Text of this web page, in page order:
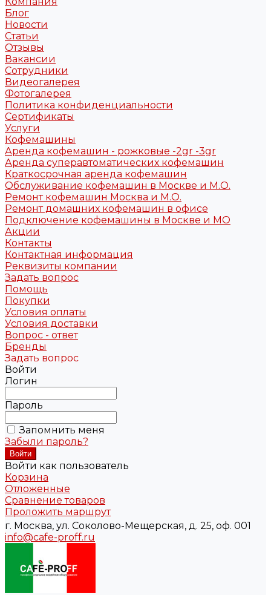
Блог
Новости
Статьи
Отзывы
Вакансии
Сотрудники
Видеогалерея
Фотогалерея
Политика конфиденциальности
Сертификаты
Услуги
Кофемашины
Аренда кофемашин - рожковые -2gr -3gr
Аренда суперавтоматических кофемашин
Краткосрочная аренда кофемашин
Обслуживание кофемашин в Москве и М.О.
Ремонт кофемашин Москва и М.О.
Ремонт домашних кофемашин в офисе
Подключение кофемашины в Москве и МО
Акции
Контакты
Контактная информация
Реквизиты компании
Задать вопрос
Помощь
Покупки
Условия оплаты
Условия доставки
Вопрос - ответ
Бренды
Задать вопрос
Войти
Логин
Пароль
Запомнить меня
Забыли пароль?
Войти как пользователь
Корзина
Отложенные
Сравнение товаров
Проложить маршрут
г. Москва, ул. Соколово-Мещерская, д. 25, оф. 001
info@cafe-proff.ru